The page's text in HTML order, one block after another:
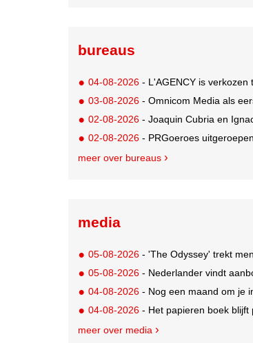
bureaus
04-08-2026 - L'AGENCY is
03-08-2026 - Omnicom Media als
02-08-2026 - Joaquin Cubria en Ignacio
02-08-2026 - PRGoeroes
meer over bureaus
media
05-08-2026 - 'The Odyssey' trekt
05-08-2026 - Nederlander vindt
04-08-2026 - Nog een maand om je
04-08-2026 - Het papieren boek blijft
meer over media